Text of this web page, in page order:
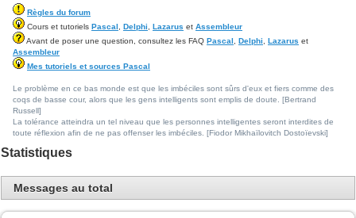
Règles du forum
Cours et tutoriels Pascal Delphi Lazarus et Assembleur
Avant de poser une question, consultez les FAQ Pascal Delphi Lazarus et
Assembleur
Mes tutoriels et sources Pascal
Le problème en ce bas monde est que les imbéciles sont sûrs d'eux et fiers comme des
coqs de basse cour, alors que les gens intelligents sont emplis de doute. [Bertrand
Russell]
La tolérance atteindra un tel niveau que les personnes intelligentes seront interdites de
toute réflexion afin de ne pas offenser les imbéciles. [Fiodor Mikhaïlovitch Dostoïevski]
Statistiques
Messages au total